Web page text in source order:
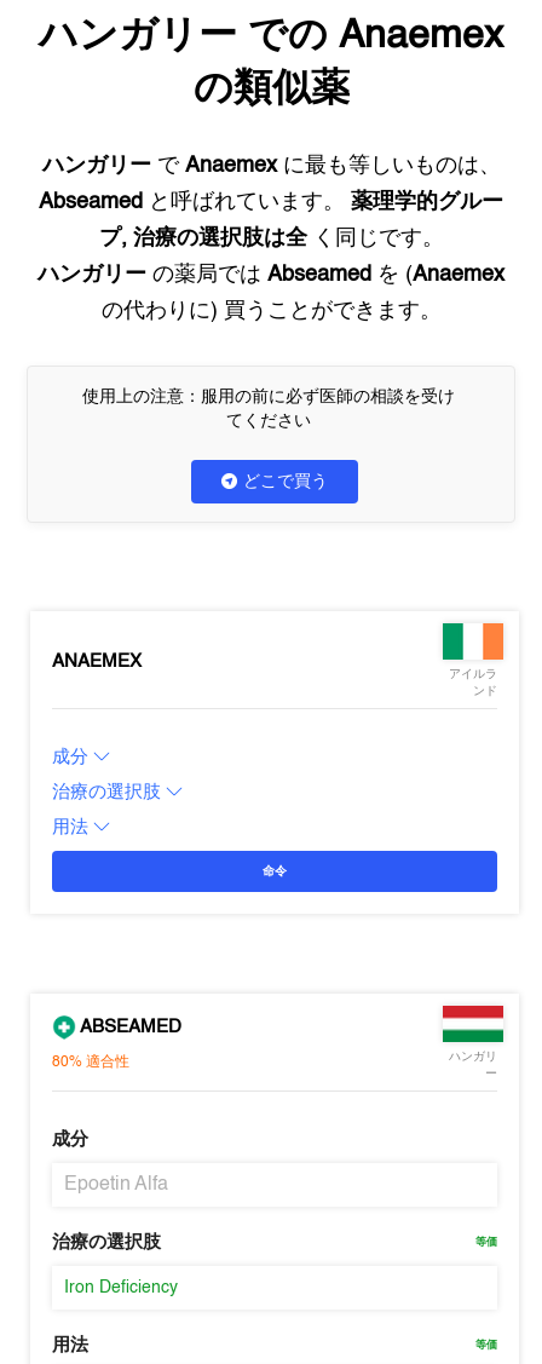
ハンガリー での Anaemex
の類似薬
ハンガリーで Anaemexに最も等しいものは、
Abseamed と呼ばれています。
薬理学的グルー
プ, 治療の選択肢は全 く同じです。
ハンガリー の薬局では Abseamed を (Anaemex
の代わりに) 買うことができます。
使用上の注意：服用の前に必ず医師の相談を受け
てください
どこで買う
ANAEMEX
アイルラ
ンド
成分
治療の選択肢
用法
命令
ABSEAMED
80%適合性
ハンガリ
ー
成分
Epoetin Alfa
治療の選択肢 等価
Iron Deficiency
用法 等価